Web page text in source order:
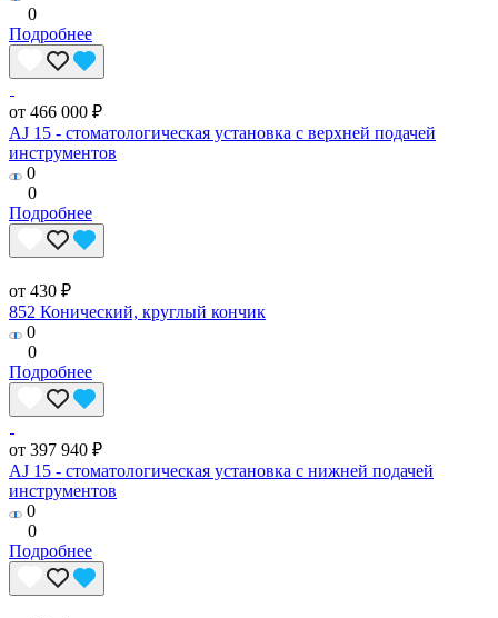
0
Подробнее
от 466 000 ₽
AJ 15 - стоматологическая установка с верхней подачей
инструментов
0
0
Подробнее
от 430 ₽
852 Конический, круглый кончик
0
0
Подробнее
от 397 940 ₽
AJ 15 - стоматологическая установка с нижней подачей
инструментов
0
0
Подробнее